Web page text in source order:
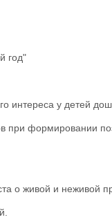
год"
интереса у детей
формировании
о живой и неживой